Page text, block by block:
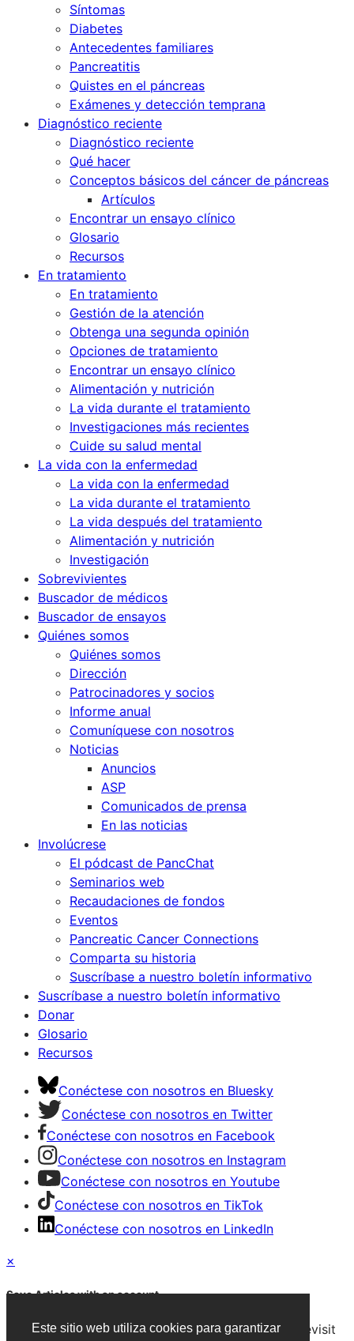
Este sitio web utiliza cookies para garantizar
Síntomas
Diabetes
Antecedentes familiares
Pancreatitis
Quistes en el páncreas
Exámenes y detección temprana
Diagnóstico reciente
Diagnóstico reciente
Qué hacer
Conceptos básicos del cáncer de páncreas
Artículos
Encontrar un ensayo clínico
Glosario
Recursos
En tratamiento
En tratamiento
Gestión de la atención
Obtenga una segunda opinión
Opciones de tratamiento
Encontrar un ensayo clínico
Alimentación y nutrición
La vida durante el tratamiento
Investigaciones más recientes
Cuide su salud mental
La vida con la enfermedad
La vida con la enfermedad
La vida durante el tratamiento
La vida después del tratamiento
Alimentación y nutrición
Investigación
Sobrevivientes
Buscador de médicos
Buscador de ensayos
Quiénes somos
Quiénes somos
Dirección
Patrocinadores y socios
Informe anual
Comuníquese con nosotros
Noticias
Anuncios
ASP
Comunicados de prensa
En las noticias
Involúcrese
El pódcast de PancChat
Seminarios web
Recaudaciones de fondos
Eventos
Pancreatic Cancer Connections
Comparta su historia
Suscríbase a nuestro boletín informativo
Suscríbase a nuestro boletín informativo
Donar
Glosario
Recursos
Conéctese con nosotros en Bluesky
Conéctese con nosotros en Twitter
Conéctese con nosotros en Facebook
Conéctese con nosotros en Instagram
Conéctese con nosotros en Youtube
Conéctese con nosotros en TikTok
Conéctese con nosotros en LinkedIn
×
Save Articles with an account
After signing in, you can save articles and easily revisit